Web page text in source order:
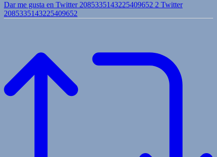
Dar me gusta en Twitter 2085335143225409652 2 Twitter
2085335143225409652